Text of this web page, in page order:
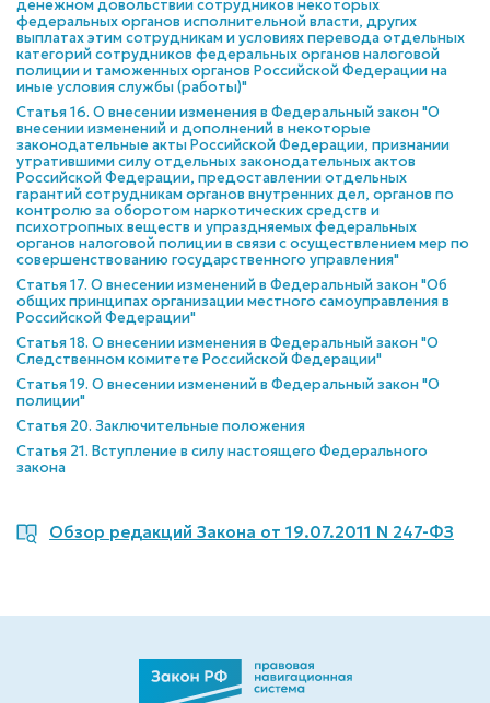
денежном довольствии сотрудников некоторых
федеральных органов исполнительной власти, других
выплатах этим сотрудникам и условиях перевода отдельных
категорий сотрудников федеральных органов налоговой
полиции и таможенных органов Российской Федерации на
иные условия службы (работы)"
Статья 16. О внесении изменения в Федеральный закон "О
внесении изменений и дополнений в некоторые
законодательные акты Российской Федерации, признании
утратившими силу отдельных законодательных актов
Российской Федерации, предоставлении отдельных
гарантий сотрудникам органов внутренних дел, органов по
контролю за оборотом наркотических средств и
психотропных веществ и упраздняемых федеральных
органов налоговой полиции в связи с осуществлением мер по
совершенствованию государственного управления"
Статья 17. О внесении изменений в Федеральный закон "Об
общих принципах организации местного самоуправления в
Российской Федерации"
Статья 18. О внесении изменения в Федеральный закон "О
Следственном комитете Российской Федерации"
Статья 19. О внесении изменений в Федеральный закон "О
полиции"
Статья 20. Заключительные положения
Статья 21. Вступление в силу настоящего Федерального
закона
Обзор редакций Закона от 19.07.2011 N 247-ФЗ